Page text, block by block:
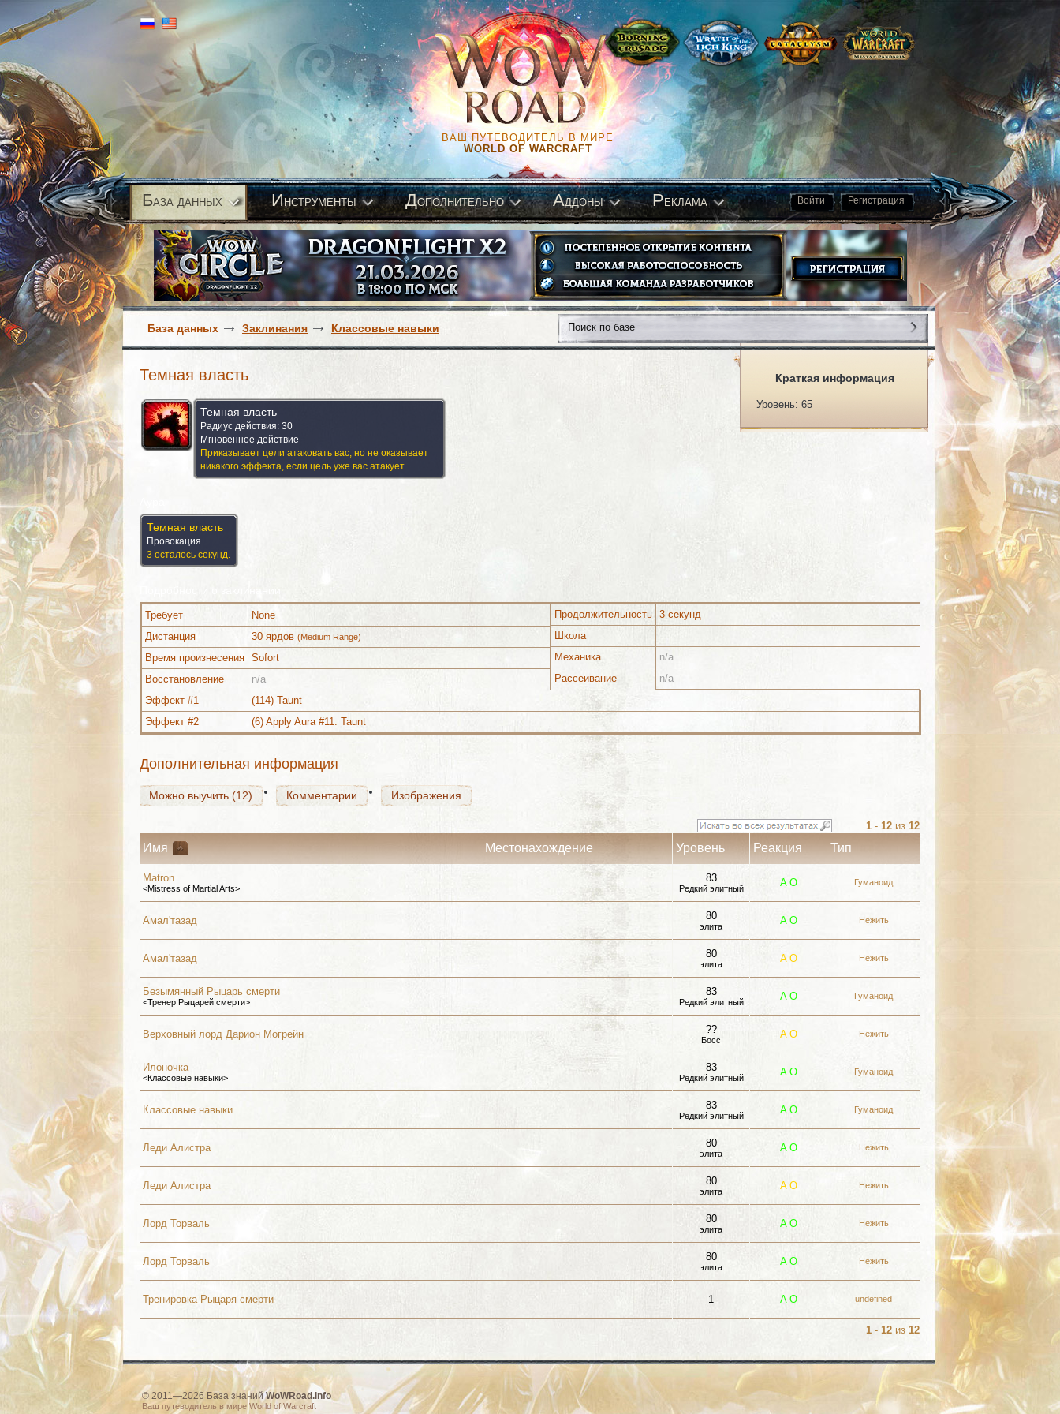
ВАШ ПУТЕВОДИТЕЛЬ В МИРЕ
WORLD OF WARCRAFT
Войти Регистрация
База данных Инструменты Дополнительно Аддоны Реклама
База данных Заклинания Классовые навыки
Краткая информация
Уровень: 65
Темная власть
Темная власть
Радиус действия: 30
Мгновенное действие
Приказывает цели атаковать вас, но не оказывает
никакого эффекта, если цель уже вас атакует.
Темная власть
Провокация.
3 осталось секунд.
Продолжительность 3 секунд
Школа
Механика
n/a
Рассеивание
n/a
Требует
None
Дистанция
30 ярдов (Medium Range)
Время произнесения Sofort
Восстановление
n/a
Эффект #1
(114) Taunt
Эффект #2
(6) Apply Aura #11: Taunt
Дополнительная информация
Можно выучить (12) Комментарии Изображения
Можно выучить (12) Комментарии Изображения
Можно выучить (12) Комментарии Изображения
1 - 12 из 12
Имя Местонахождение Уровень Реакция Тип
Matron
<Mistress of Martial Arts>
83
Редкий элитный A О Гуманоид
Амал'тазад 80
элита A О Нежить
Амал'тазад 80
элита A О Нежить
Безымянный Рыцарь смерти
<Тренер Рыцарей смерти>
83
Редкий элитный A О Гуманоид
Верховный лорд Дарион Могрейн ??
Босс A О Нежить
Илоночка
<Классовые навыки>
83
Редкий элитный A О Гуманоид
Классовые навыки 83
Редкий элитный A О Гуманоид
Леди Алистра 80
элита A О Нежить
Леди Алистра 80
элита A О Нежить
Лорд Торваль 80
элита A О Нежить
Лорд Торваль 80
элита A О Нежить
Тренировка Рыцаря смерти 1 A О undefined
1 - 12 из 12
© 2011—2026 База знанийWoWRoad.info
Ваш путеводитель в мире World of Warcraft